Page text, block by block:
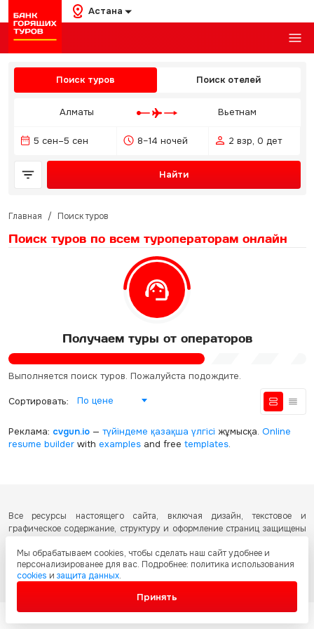
Астана
Поиск туров Поиск отелей
Алматы Вьетнам
5 сен–5 сен 8–14 ночей 2 взр, 0 дет
Найти
Главная / Поиск туров
Поиск туров по всем туроператорам онлайн
Получаем туры от операторов
Выполняется поиск туров. Пожалуйста подождите.
Сортировать: По цене
Реклама: cvgun.io— түйіндеме қазақша үлгісі жұмысқа. Online
resume builderwith examplesand free templates.
Все ресурсы настоящего сайта, включая дизайн, текстовое и
графическое содержание, структуру и оформление страниц защищены
Казахстан об охране авторских прав и интеллектуальной собственности.
Любое копирование и распространение материалов сайта без
письменного разрешения запрещено.
Мы обрабатываем cookies, чтобы сделать наш сайт удобнее и
персонализированее для вас. Подробнее: политика использования
cookies и защита данных.
Принять